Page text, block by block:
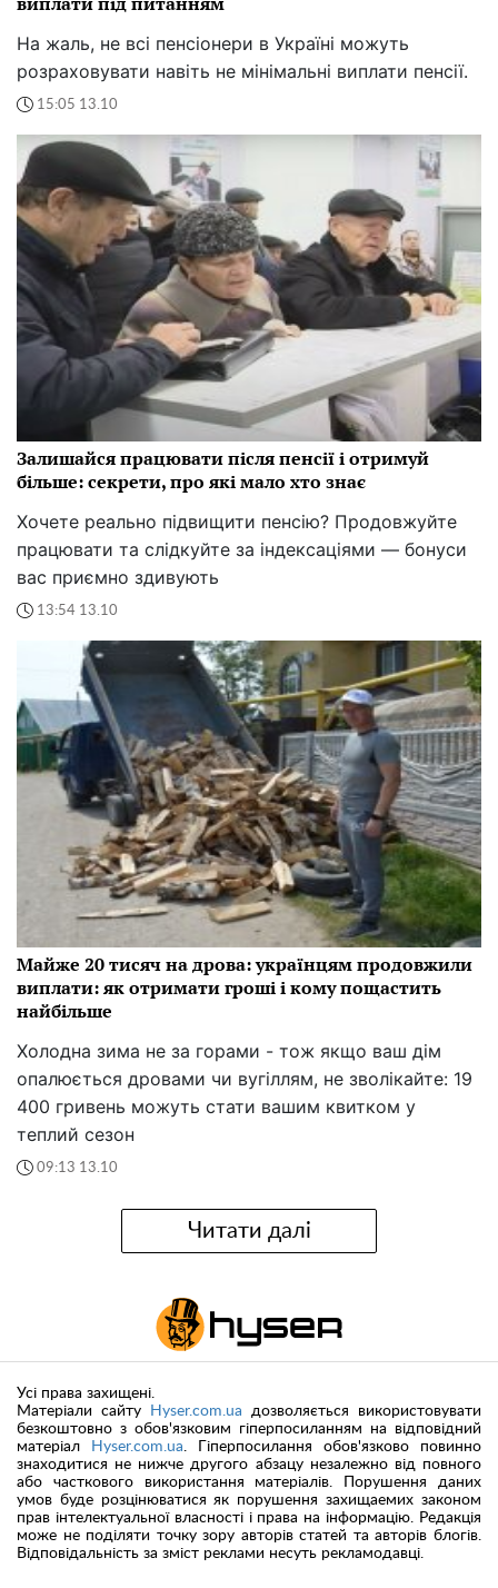
На жаль, не всі пенсіонери в Україні можуть
розраховувати навіть не мінімальні виплати пенсії.
15:05 13.10
Залишайся працювати після пенсії і отримуй
більше: секрети, про які мало хто знає
Хочете реально підвищити пенсію? Продовжуйте
працювати та слідкуйте за індексаціями — бонуси
вас приємно здивують
13:54 13.10
Майже 20 тисяч на дрова: українцям продовжили
виплати: як отримати гроші і кому пощастить
найбільше
Холодна зима не за горами - тож якщо ваш дім
опалюється дровами чи вугіллям, не зволікайте: 19
400 гривень можуть стати вашим квитком у
теплий сезон
09:13 13.10
Читати далі
Усі права захищені.
Матеріали сайту
Hyser.com.ua дозволяється використовувати
безкоштовно з обов'язковим гіперпосиланням на відповідний
матеріал
Hyser.com.ua. Гіперпосилання обов'язково повинно
знаходитися не нижче другого абзацу незалежно від повного
або часткового використання матеріалів. Порушення даних
умов буде розцінюватися як порушення захищаемих законом
прав інтелектуальної власності і права на інформацію. Редакція
може не поділяти точку зору авторів статей та авторів блогів.
Відповідальність за зміст реклами несуть рекламодавці.